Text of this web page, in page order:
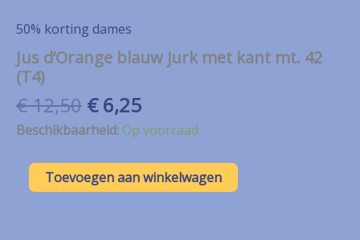
50% korting dames
Jus d’Orange blauw jurk met kant mt. 42
(T4)
€12,50 Oorspronkelijke
prijs
€ 12,50.
€6,25Huidige
prijs
€ 6,25.
Beschikbaarheid:Op voorraad
Jus
d’OrangeToevoegen aan winkelwagen